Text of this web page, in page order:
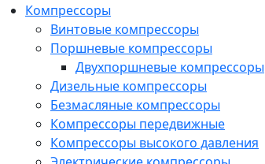
Компрессоры
Винтовые компрессоры
Поршневые компрессоры
Двухпоршневые компрессоры
Дизельные компрессоры
Безмасляные компрессоры
Компрессоры передвижные
Компрессоры высокого давления